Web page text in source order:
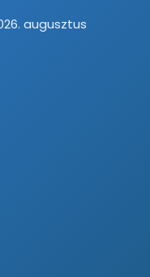
augusztus